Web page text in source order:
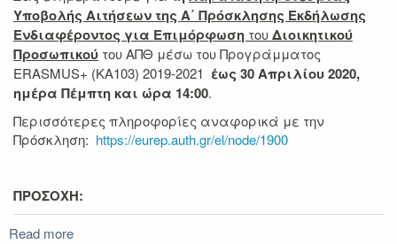
Υποβολής Αιτήσεων της Α΄ Πρόσκλησης Εκδήλωσης
Ενδιαφέροντος για Επιμόρφωση τουΔιοικητικού
Προσωπικού του ΑΠΘ μέσω του Προγράμματος
ERASMUS+ (ΚΑ103) 2019-2021 έως 30 Απριλίου 2020,
ημέρα Πέμπτη και ώρα 14:00.
Περισσότερες πληροφορίες αναφορικά με την
Πρόσκληση: https://eurep.auth.gr/el/node/1900
ΠΡΟΣΟΧΗ:
Read more